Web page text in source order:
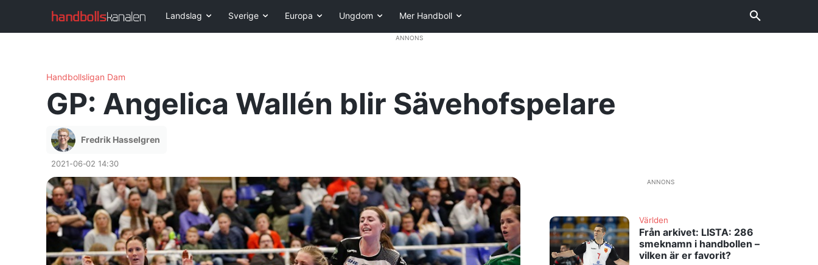
Landslag Sverige Europa Ungdom Mer Handboll
ANNONS
Handbollsligan Dam
GP: Angelica Wallén blir Sävehofspelare
Fredrik Hasselgren
2021-06-02 14:30
ANNONS
Världen
Från arkivet: LISTA: 286
smeknamn i handbollen –
vilken är er favorit?